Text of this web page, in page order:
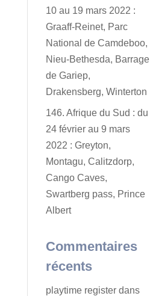
10 au 19 mars 2022 :
Graaff-Reinet, Parc
National de Camdeboo,
Nieu-Bethesda, Barrage
de Gariep,
Drakensberg, Winterton
146. Afrique du Sud : du
24 février au 9 mars
2022 : Greyton,
Montagu, Calitzdorp,
Cango Caves,
Swartberg pass, Prince
Albert
Commentaires
récents
playtime register dans